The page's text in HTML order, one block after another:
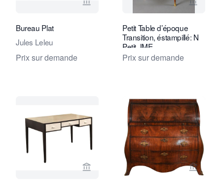
Voir la page vendeur de Daatselaar
Bureau Plat
Jules Leleu
Prix sur demande
Voir la
Petit Table d’époque
Transition, éstampillé: N
Petit JME
Prix sur demande
Voir la page vendeur de Van BrugVoir la